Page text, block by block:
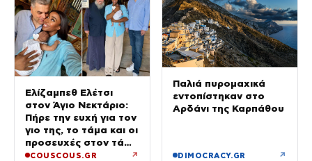
Ελίζαμπεθ Ελέτσι
στον Άγιο Νεκτάριο:
Πήρε την ευχή για τον
γιο της, το τάμα και οι
προσευχές στον τάφο
του Αγίου
COUSCOUS.GR ↗
Παλιά πυρομαχικά
εντοπίστηκαν στο
Αρδάνι της Καρπάθου
DIMOCRACY.GR ↗